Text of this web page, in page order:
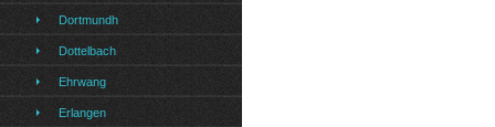
Dortmundh
Dottelbach
Ehrwang
Erlangen